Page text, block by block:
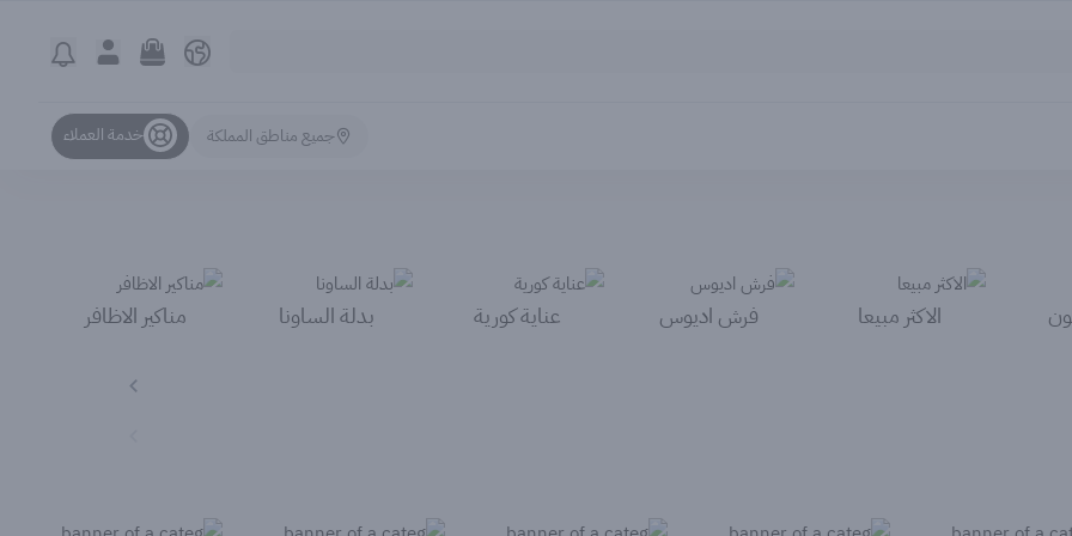
جميع مناطق المملكة خدمة العملاء
الاكثر مبيعا فرش اديوس عناية كورية بدلة الساونا مناكير الاظافر